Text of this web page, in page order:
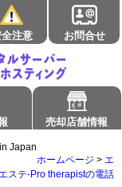
注意 お問合せ
売却店舗情報
Japan
ホームページ > エ
ステ-Pro therapistの電話